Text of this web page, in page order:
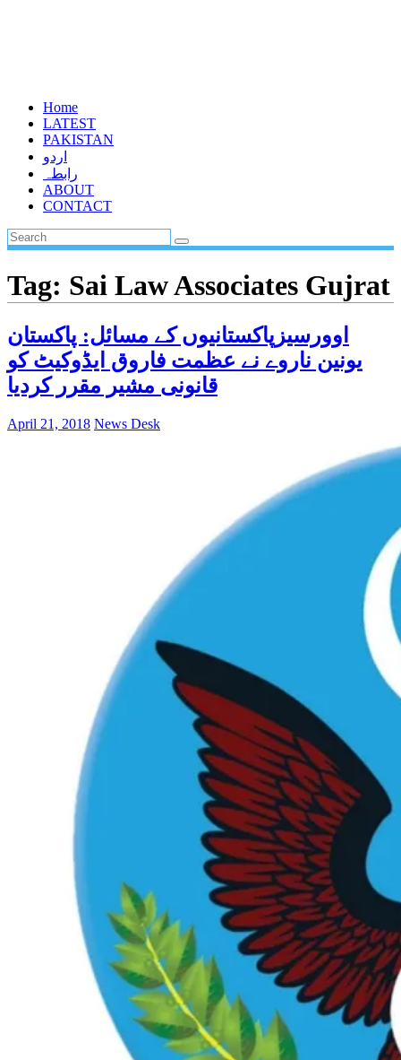
Home
LATEST
PAKISTAN
اردو
رابطہ
ABOUT
CONTACT
Tag: Sai Law Associates Gujrat
اوورسیزپاکستانیوں کے مسائل: پاکستان
یونین ناروے نے عظمت فاروق ایڈوکیٹ کو
قانونی مشیر مقرر کردیا
April 21, 2018 News Desk